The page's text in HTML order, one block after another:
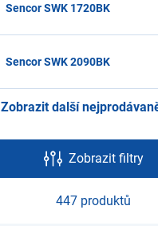
Sencor SWK 1720BK
Sencor SWK 2090BK
Zobrazit další
Zobrazit filtry
447 produktů